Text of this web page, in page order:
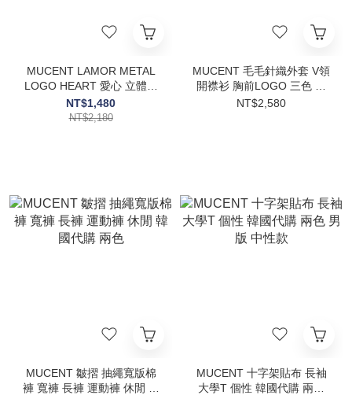
MUCENT LAMOR METAL
LOGO HEART 愛心 立體金
屬標圍巾 秋冬 保暖單品 配
件 裝飾 韓國代購
NT$1,480
NT$2,180
MUCENT 毛毛針織外套 V領
開襟衫 胸前LOGO 三色 韓
國代購 秋冬服飾 保暖
NT$2,580
MUCENT 皺摺 抽繩寬版棉
褲 寬褲 長褲 運動褲 休閒 韓
MUCENT 十字架貼布 長袖
大學T 個性 韓國代購 兩色